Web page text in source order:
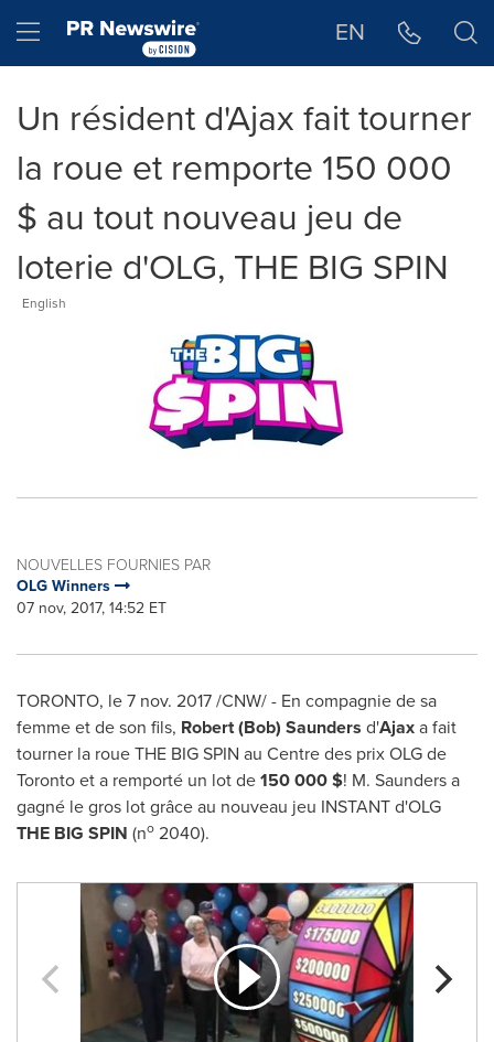
Hamburger menu EN
Un résident d'Ajax fait tourner
la roue et remporte 150 000
$ au tout nouveau jeu de
loterie d'OLG, THE BIG SPIN
English
NOUVELLES FOURNIES PAR
OLG Winners
07 nov, 2017, 14:52 ET
TORONTO, le7 nov. 2017/CNW/ - En compagnie de sa
femme et de son fils, Robert (Bob) Saunders d'Ajaxa fait
tourner la roue THE BIG SPIN au Centre des prix OLG de
Torontoet a remporté un lot de150 000 $! M. Saunders a
gagné le gros lot grâce au nouveau jeu INSTANT d'OLG
THE BIG SPIN (no 2040).